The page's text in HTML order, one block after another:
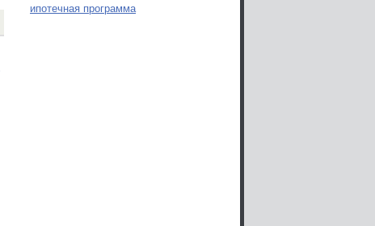
ипотечная программа